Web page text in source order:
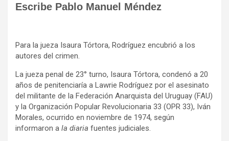
Escribe Pablo Manuel Méndez
Para la jueza Isaura Tórtora, Rodríguez encubrió a los
autores del crimen.
La jueza penal de 23° turno, Isaura Tórtora, condenó a 20
años de penitenciaría a Lawrie Rodríguez por el asesinato
del militante de la Federación Anarquista del Uruguay (FAU)
y la Organización Popular Revolucionaria 33 (OPR 33), Iván
Morales, ocurrido en noviembre de 1974, según
informaron a la diaria fuentes judiciales.